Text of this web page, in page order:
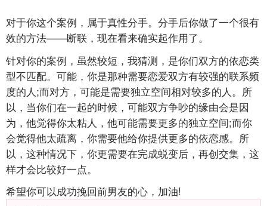
对于你这个案例，属于真性分手。分手后你做了一个很有
效的方法——断联，现在看来确实起作用了。
针对你的案例，虽然较短，我猜测，是你们双方的依恋类
型不匹配。可能，你是那种需要恋爱双方有较强的联系频
度的人;而对方，可能是需要独立空间相对较多的人。所
以，当你们在一起的时候，可能双方争吵的缘由会是因
为，他觉得你太粘人，他可能需要更多的独立空间;而你
会觉得他太疏离，你需要他给你提供更多的依恋感。所
以，这种情况下，你更需要在完成蜕变后，再创交集，这
样才会比较好一点。
希望你可以成功挽回前男友的心，加油!